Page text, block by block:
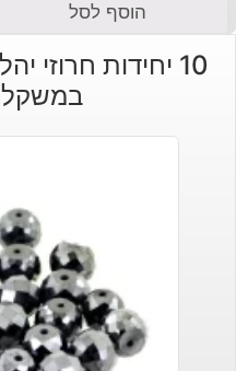
הוסף לסל
במשקל: 4.3